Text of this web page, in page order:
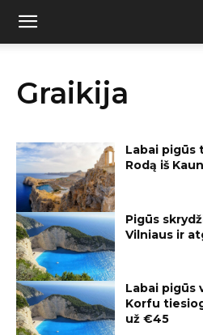
Graikija
Labai pigūs
Rodą iš
Pigūs
Vilniaus ir
Labai pigūs
Korfu
už €45